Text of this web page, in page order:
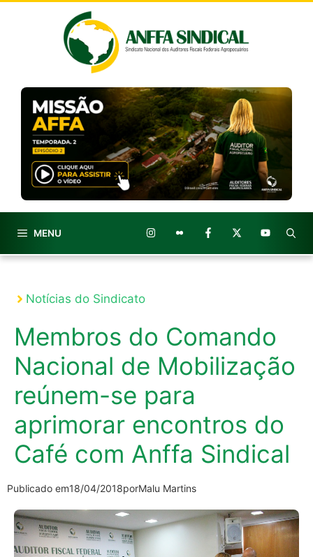
MENU
Notícias do Sindicato
Membros do Comando
Nacional de Mobilização
reúnem-se para
aprimorar encontros do
Café com Anffa Sindical
Publicado em18/04/2018porMalu Martins